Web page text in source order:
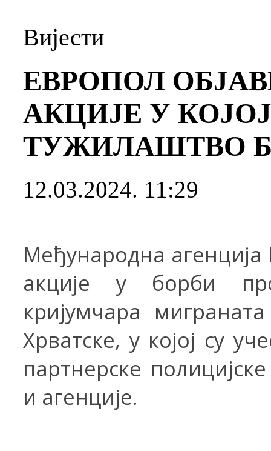
Вијести
ЕВРОПОЛ
АКЦИЈЕ У
ТУЖИЛАШТВО
12.03.2024. 11:29
Међународна агенција
акције у борби
кријумчара
Хрватске, у којој су уче
партнерске
и агенције.